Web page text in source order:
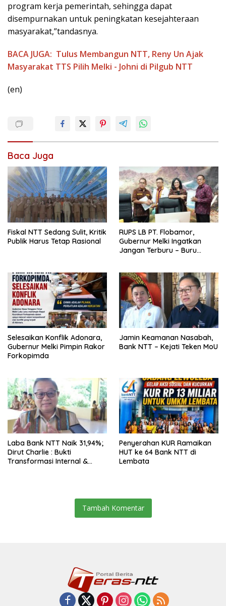
program kerja pemerintah, sehingga dapat
disempurnakan untuk peningkatan kesejahteraan
masyarakat,”tandasnya.
BACA JUGA: Tulus Membangun NTT, Reny Un Ajak
Masyarakat TTS Pilih Melki - Johni di Pilgub NTT
(en)
Baca Juga
Fiskal NTT Sedang Sulit, Kritik
Publik Harus Tetap Rasional
RUPS LB PT. Flobamor,
Gubernur Melki Ingatkan
Jangan Terburu – Buru
Selesaikan Konflik Adonara,
Gubernur Melki Pimpin Rakor
Forkopimda
Jamin Keamanan Nasabah,
Bank NTT – Kejati Teken MoU
Laba Bank NTT Naik 31,94%;
Dirut Charlie : Bukti
Transformasi Internal &
Penyerahan KUR Ramaikan
HUT ke 64 Bank NTT di
Lembata
Tambah Komentar